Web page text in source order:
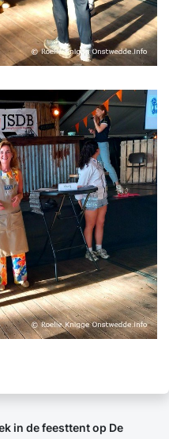
in de feesttent op De